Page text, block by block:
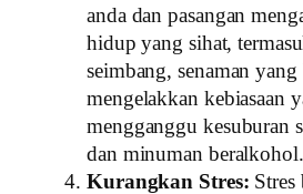
anda dan pasangan
hidup yang sihat,
seimbang, senaman
mengelakkan kebiasaan
mengganggu kesuburan
dan minuman beralkohol.
Kurangkan Stres: Stres